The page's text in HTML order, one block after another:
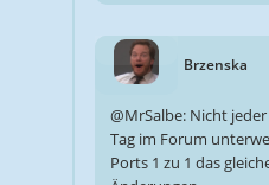
Brzenska
@MrSalbe: Nicht
Tag im Forum
Ports 1 zu 1 das